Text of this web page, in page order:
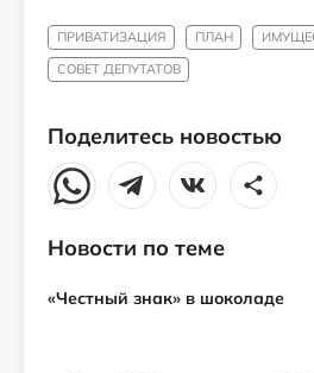
ПРИВАТИЗАЦИЯ ПЛАН
СОВЕТ ДЕПУТАТОВ
Поделитесь новостью
Новости по теме
«Честный знак» в шоколаде